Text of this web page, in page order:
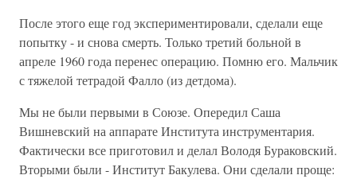
После этого еще год экспериментировали, сделали еще
попытку - и снова смерть. Только третий больной в
апреле 1960 года перенес операцию. Помню его. Мальчик
с тяжелой тетрадой Фалло (из детдома).
Мы не были первыми в Союзе. Опередил Саша
Вишневский на аппарате Института инструментария.
Фактически все приготовил и делал Володя Бураковский.
Вторыми были - Институт Бакулева. Они сделали проще: